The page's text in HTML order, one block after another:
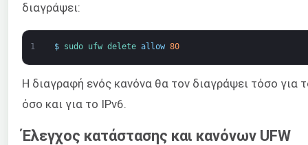
διαγράψει:
1 $ sudo ufw delete allow 80
Η διαγραφή ενός κανόνα θα τον διαγράψει τόσο για
όσο και για το IPv6.
Έλεγχος κατάστασης και κανόνων UFW